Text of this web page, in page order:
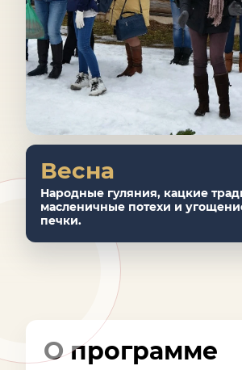
Весна
Народные гуляния, кацкие
масленичные потехи и
печки.
О программе